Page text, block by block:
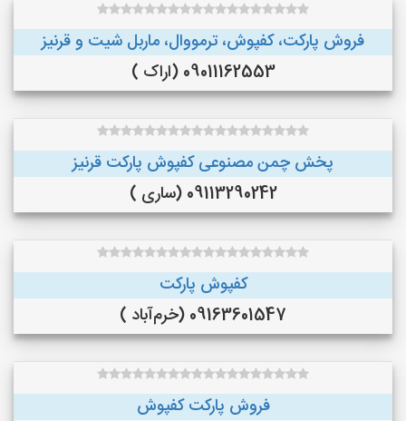
فروش پارکت، کفپوش، ترمووال، ماربل شیت و قرنیز
09011162553 (اراک )
پخش چمن مصنوعی کفپوش پارکت قرنیز
09113290242 (ساری )
کفپوش پارکت
09163601547 (خرم‌آباد )
فروش پارکت کفپوش